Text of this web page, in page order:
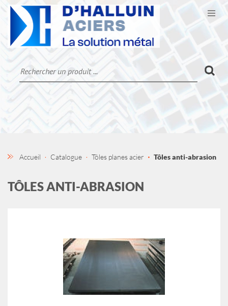
CATALOGUE
LA SOCIÉTÉ
CONTACT
Accueil Catalogue Tôles planes acier Tôles anti-abrasion
TÔLES ANTI-ABRASION